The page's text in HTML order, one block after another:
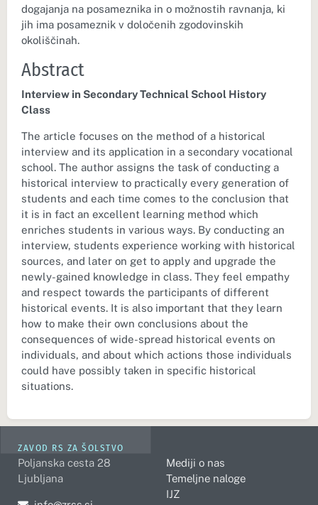
dogajanja na posameznika in o možnostih ravnanja, ki
jih ima posameznik v določenih zgodovinskih
okoliščinah.
Abstract
Interview in Secondary Technical School History
Class
The article focuses on the method of a historical
interview and its application in a secondary vocational
school. The author assigns the task of conducting a
historical interview to practically every generation of
students and each time comes to the conclusion that
it is in fact an excellent learning method which
enriches students in various ways. By conducting an
interview, students experience working with historical
sources, and later on get to apply and upgrade the
newly-gained knowledge in class. They feel empathy
and respect towards the participants of different
historical events. It is also important that they learn
how to make their own conclusions about the
consequences of wide-spread historical events on
individuals, and about which actions those individuals
could have possibly taken in specific historical
situations.
ZAVOD RS ZA ŠOLSTVO
Poljanska cesta 28
Ljubljana
Mediji o nas
Temeljne naloge
IJZ